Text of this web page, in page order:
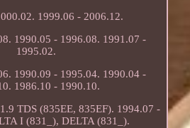
1999.06 - 2006.12.
1990.05 - 1996.08. 1991.07 -
1995.02.
1990.09 - 1995.04. 1990.04 -
1986.10 - 1990.10.
TDS (835EE, 835EF). 1994.07 -
I (831_), DELTA (831_).